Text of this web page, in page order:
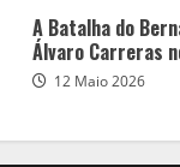
A Batalha do
Álvaro Carreras
12 Maio 2026